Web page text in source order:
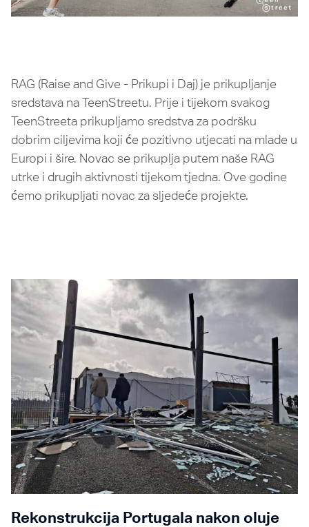
RAG (Raise and Give - Prikupi i Daj) je prikupljanje
sredstava na TeenStreetu. Prije i tijekom svakog
TeenStreeta prikupljamo sredstva za podršku
dobrim ciljevima koji će pozitivno utjecati na mlade u
Europi i šire. Novac se prikuplja putem naše RAG
utrke i drugih aktivnosti tijekom tjedna. Ove godine
ćemo prikupljati novac za sljedeće projekte.
Rekonstrukcija Portugala nakon oluje